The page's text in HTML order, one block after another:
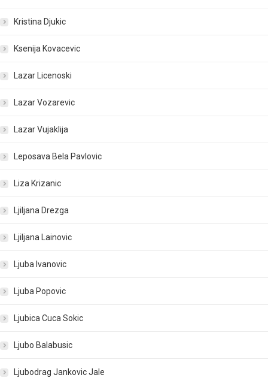
Kristina Djukic
Ksenija Kovacevic
Lazar Licenoski
Lazar Vozarevic
Lazar Vujaklija
Leposava Bela Pavlovic
Liza Krizanic
Ljiljana Drezga
Ljiljana Lainovic
Ljuba Ivanovic
Ljuba Popovic
Ljubica Cuca Sokic
Ljubo Balabusic
Ljubodrag Jankovic Jale